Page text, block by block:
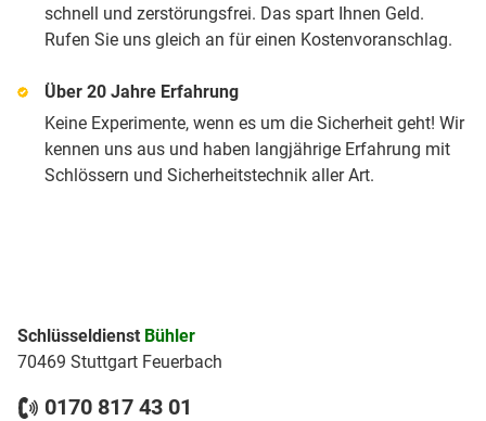
schnell und zerstörungsfrei. Das spart Ihnen Geld.
Rufen Sie uns gleich an für einen Kostenvoranschlag.
Über 20 Jahre Erfahrung
Keine Experimente, wenn es um die Sicherheit geht! Wir
kennen uns aus und haben langjährige Erfahrung mit
Schlössern und Sicherheitstechnik aller Art.
Schlüsseldienst Bühler
70469 Stuttgart Feuerbach
0170 817 43 01